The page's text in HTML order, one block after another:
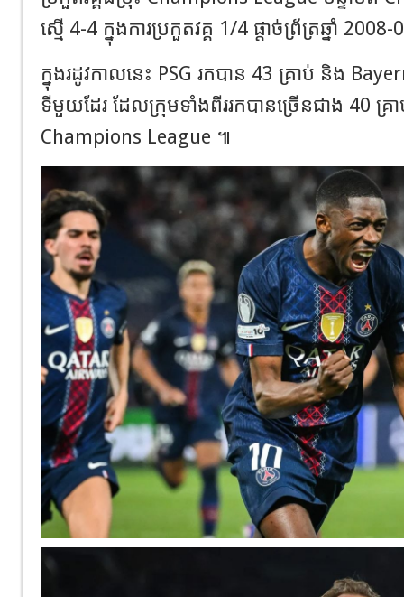
ស្មើ 4-4 ក្នុងការប្រកួតវគ្គ 1/4 ផ្តាច់ព្រ័ត្រឆ្នាំ
ក្នុងរដូវកាលនេះ PSG រកបាន 43 គ្រាប់ និង
ទីមួយដែរ ដែលក្រុមទាំងពីររកបានច្រើនជាង 40 គ្រា
Champions League ៕